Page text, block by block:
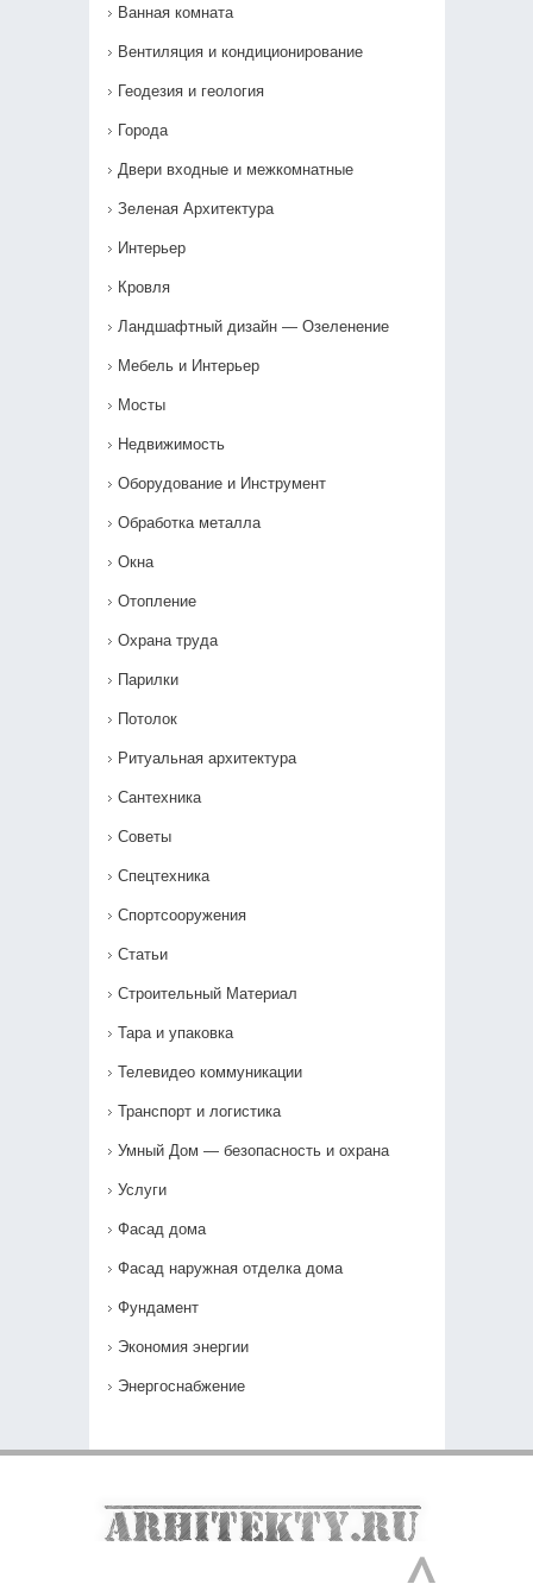
Ванная комната
Вентиляция и кондиционирование
Геодезия и геология
Города
Двери входные и межкомнатные
Зеленая Архитектура
Интерьер
Кровля
Ландшафтный дизайн — Озеленение‎
Мебель и Интерьер
Мосты
Недвижимость
Оборудование и Инструмент
Обработка металла
Окна
Отопление
Охрана труда
Парилки
Потолок
Ритуальная архитектура
Сантехника
Советы
Спецтехника
Спортсооружения
Статьи
Строительный Материал
Тара и упаковка
Телевидео коммуникации
Транспорт и логистика
Умный Дом — безопасность и охрана
Услуги
Фасад дома
Фасад наружная отделка дома
Фундамент
Экономия энергии
Энергоснабжение